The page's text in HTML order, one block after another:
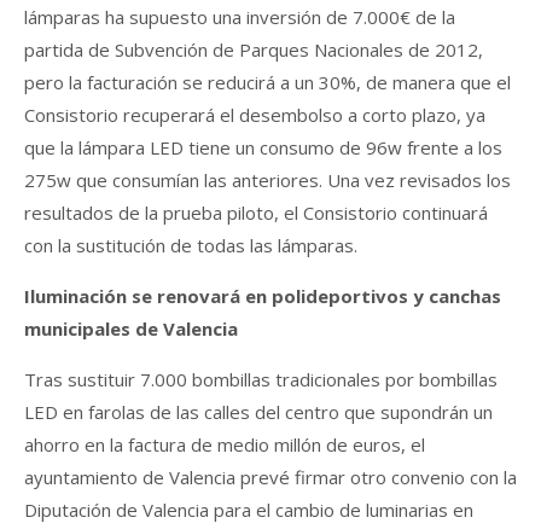
lámparas ha supuesto una inversión de 7.000€ de la
partida de Subvención de Parques Nacionales de 2012,
pero la facturación se reducirá a un 30%, de manera que el
Consistorio recuperará el desembolso a corto plazo, ya
que la lámpara LED tiene un consumo de 96w frente a los
275w que consumían las anteriores. Una vez revisados los
resultados de la prueba piloto, el Consistorio continuará
con la sustitución de todas las lámparas.
Iluminación se renovará en polideportivos y canchas
municipales de Valencia
Tras sustituir 7.000 bombillas tradicionales por bombillas
LED en farolas de las calles del centro que supondrán un
ahorro en la factura de medio millón de euros, el
ayuntamiento de Valencia prevé firmar otro convenio con la
Diputación de Valencia para el cambio de luminarias en